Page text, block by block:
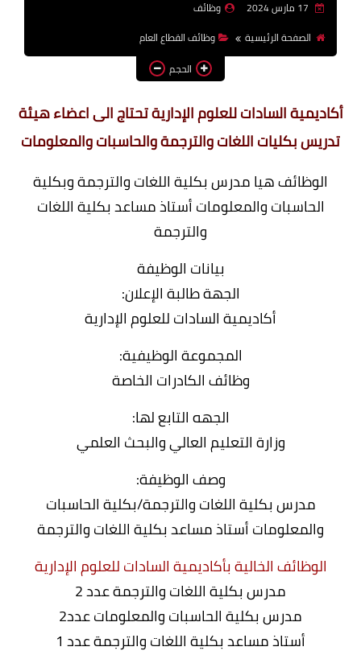
بالجامعات والمعاهد
اخبار
وظائف
الصفحة الرئيسية
وظائف القطاع العام
الحجم
أكاديمية السادات للعلوم الإدارية تحتاج الى اعضاء هيئة
تدريس بكليات اللغات والترجمة والحاسبات والمعلومات
الوظائف هيا مدرس بكلية اللغات والترجمة وبكلية
الحاسبات والمعلومات أستاذ مساعد بكلية اللغات
والترجمة
بيانات الوظيفة
الجهة طالبة الإعلان:
أكاديمية السادات للعلوم الإدارية
المجموعة الوظيفية:
وظائف الكادرات الخاصة
الجهه التابع لها:
وزارة التعليم العالي والبحث العلمي
وصف الوظيفة:
مدرس بكلية اللغات والترجمة/بكلية الحاسبات
والمعلومات أستاذ مساعد بكلية اللغات والترجمة
الوظائف الخالية بأكاديمية السادات للعلوم الإدارية
مدرس بكلية اللغات والترجمة عدد 2
مدرس بكلية الحاسبات والمعلومات عدد2
أستاذ مساعد بكلية اللغات والترجمة عدد 1